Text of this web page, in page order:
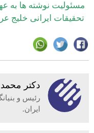
مسئولیت نوشته ها به
تحقیقات ایرانی خلیج
دكتر
رئیس و
ایران.